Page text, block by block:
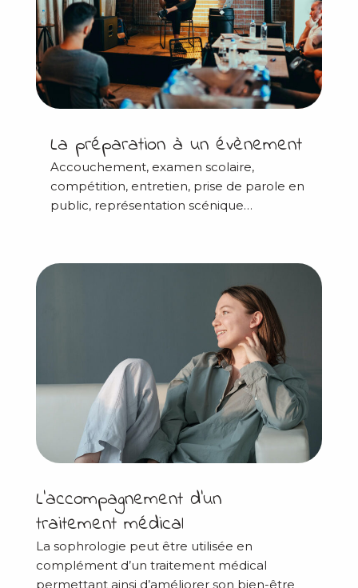
La préparation à un évènement
Accouchement, examen scolaire,
compétition, entretien, prise de parole en
public, représentation scénique…
L’accompagnement d’un
traitement médical
La sophrologie peut être utilisée en
complément d’un traitement médical
permettant ainsi d’améliorer son bien-être